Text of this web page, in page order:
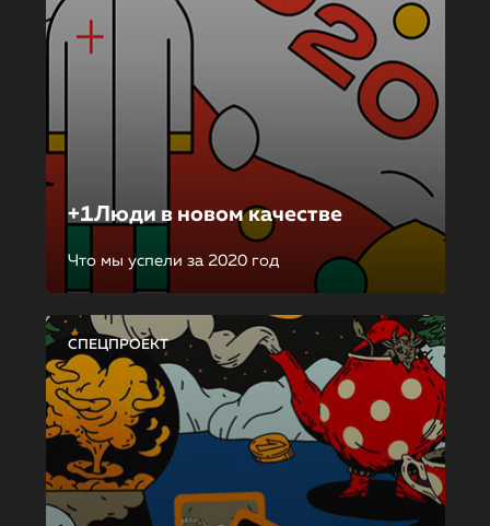
+1Люди в новом качестве
Что мы успели за 2020 год
СПЕЦПРОЕКТ